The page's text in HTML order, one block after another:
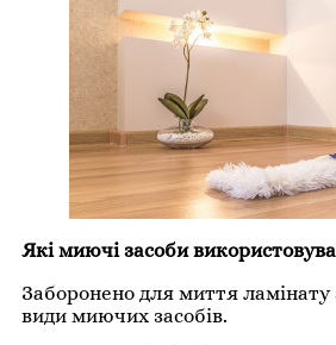
Які миючі засоби
Заборонено для миття ламінату
види миючих засобів.